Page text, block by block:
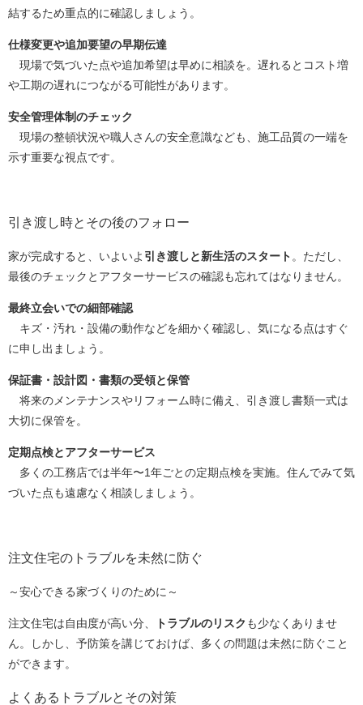
結するため重点的に確認しましょう。
仕様変更や追加要望の早期伝達
現場で気づいた点や追加希望は早めに相談を。遅れるとコスト増
や工期の遅れにつながる可能性があります。
安全管理体制のチェック
現場の整頓状況や職人さんの安全意識なども、施工品質の一端を
示す重要な視点です。
引き渡し時とその後のフォロー
家が完成すると、いよいよ 引き渡しと新生活のスタート 。ただし、
最後のチェックとアフターサービスの確認も忘れてはなりません。
最終立会いでの細部確認
キズ・汚れ・設備の動作などを細かく確認し、気になる点はすぐ
に申し出ましょう。
保証書・設計図・書類の受領と保管
将来のメンテナンスやリフォーム時に備え、引き渡し書類一式は
大切に保管を。
定期点検とアフターサービス
多くの工務店では半年〜1年ごとの定期点検を実施。住んでみて気
づいた点も遠慮なく相談しましょう。
注文住宅のトラブルを未然に防ぐ
～安心できる家づくりのために～
注文住宅は自由度が高い分、 トラブルのリスク も少なくありませ
ん。しかし、予防策を講じておけば、多くの問題は未然に防ぐこと
ができます。
よくあるトラブルとその対策